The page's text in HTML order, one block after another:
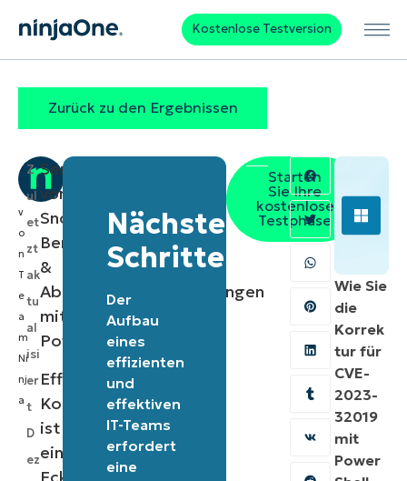
Kostenlose Testversion
Zurück zu den Ergebnissen
v
o
n
T
e
a
m
Ni
nj
a
Z
ul
et
zt
ak
tu
al
isi
er
t
D
ez
Senden
von
Snooze-
Benachrichtigungen
&
Abbruchbenachrichtigungen
mit
PowerShell
Effiziente
Kommunikation
ist
ein
Eckpfeiler
Nächste
Schritte
Der
Aufbau
eines
effizienten
und
effektiven
IT-Teams
erfordert
eine
Starten
Sie Ihre
kostenlose
Testphase
Wie Sie
die
Korrek
tur für
CVE-
2023-
32019
mit
Power